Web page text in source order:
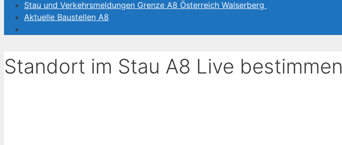
Stau und Verkehrsmeldungen Grenze A8 Österreich Walserberg
Aktuelle Baustellen A8
Standort im Stau A8 Live bestimmen